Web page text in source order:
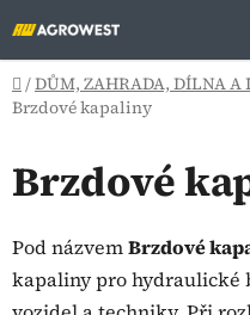
na
obsah
Domů
/DŮM, ZAHRADA, DÍLNA A
Brzdové kapaliny
Brzdové
Pod názvemBrzdové
kapaliny pro hydraulické